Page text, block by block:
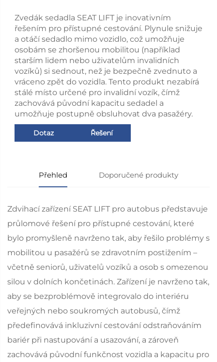
Zvedák sedadla SEAT LIFT je inovativním
řešením pro přístupné cestování. Plynule snižuje
a otáčí sedadlo mimo vozidlo, což umožňuje
osobám se zhoršenou mobilitou (například
starším lidem nebo uživatelům invalidních
vozíků) si sednout, než je bezpečně zvednuto a
vráceno zpět do vozidla. Tento produkt nezabírá
stálé místo určené pro invalidní vozík, čímž
zachovává původní kapacitu sedadel a
umožňuje postupně obsluhovat dva pasažéry.
Dotaz Řešení
Přehled Doporučené produkty
Zdvihací zařízení SEAT LIFT pro autobus představuje
průlomové řešení pro přístupné cestování, které
bylo promyšleně navrženo tak, aby řešilo problémy s
mobilitou u pasažérů se zdravotním postižením –
včetně seniorů, uživatelů vozíků a osob s omezenou
silou v dolních končetinách. Zařízení je navrženo tak,
aby se bezproblémově integrovalo do interiéru
veřejných nebo soukromých autobusů, čímž
předefinovává inkluzivní cestování odstraňováním
bariér při nastupování a usazování, a zároveň
zachovává původní funkčnost vozidla a kapacitu pro